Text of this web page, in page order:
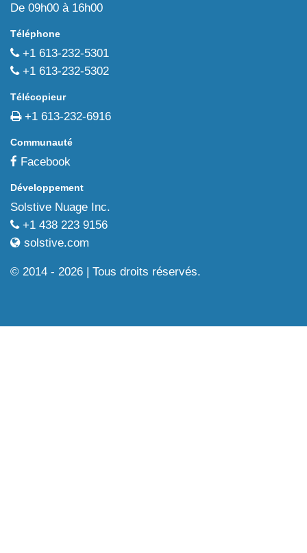
De 09h00 à 16h00
Téléphone
+1 613-232-5301
+1 613-232-5302
Télécopieur
+1 613-232-6916
Communauté
Facebook
Développement
Solstive Nuage Inc.
+1 438 223 9156
solstive.com
© 2014 - 2026 | Tous droits réservés.